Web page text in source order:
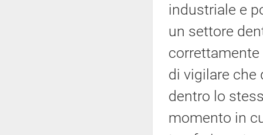
industriale e
un settore
correttamente
di vigilare che
dentro lo
momento in